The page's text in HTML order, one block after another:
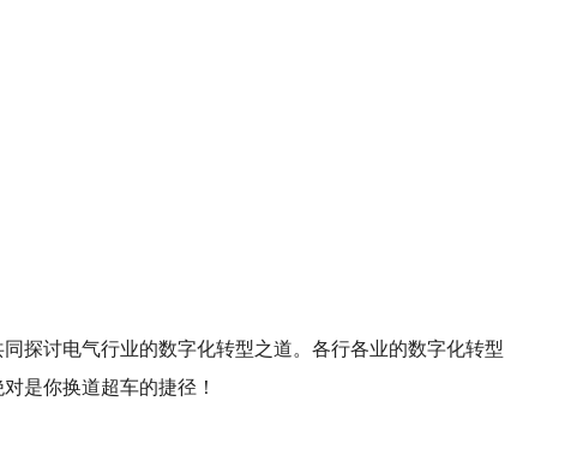
探讨电气行业的数字化转型之道。各行各业的数字化转型
是你换道超车的捷径！